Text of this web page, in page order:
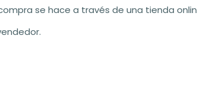
se hace a través de una tienda